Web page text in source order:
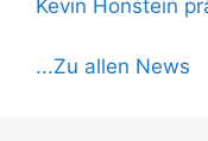
Kevin Honstein
...Zu allen News